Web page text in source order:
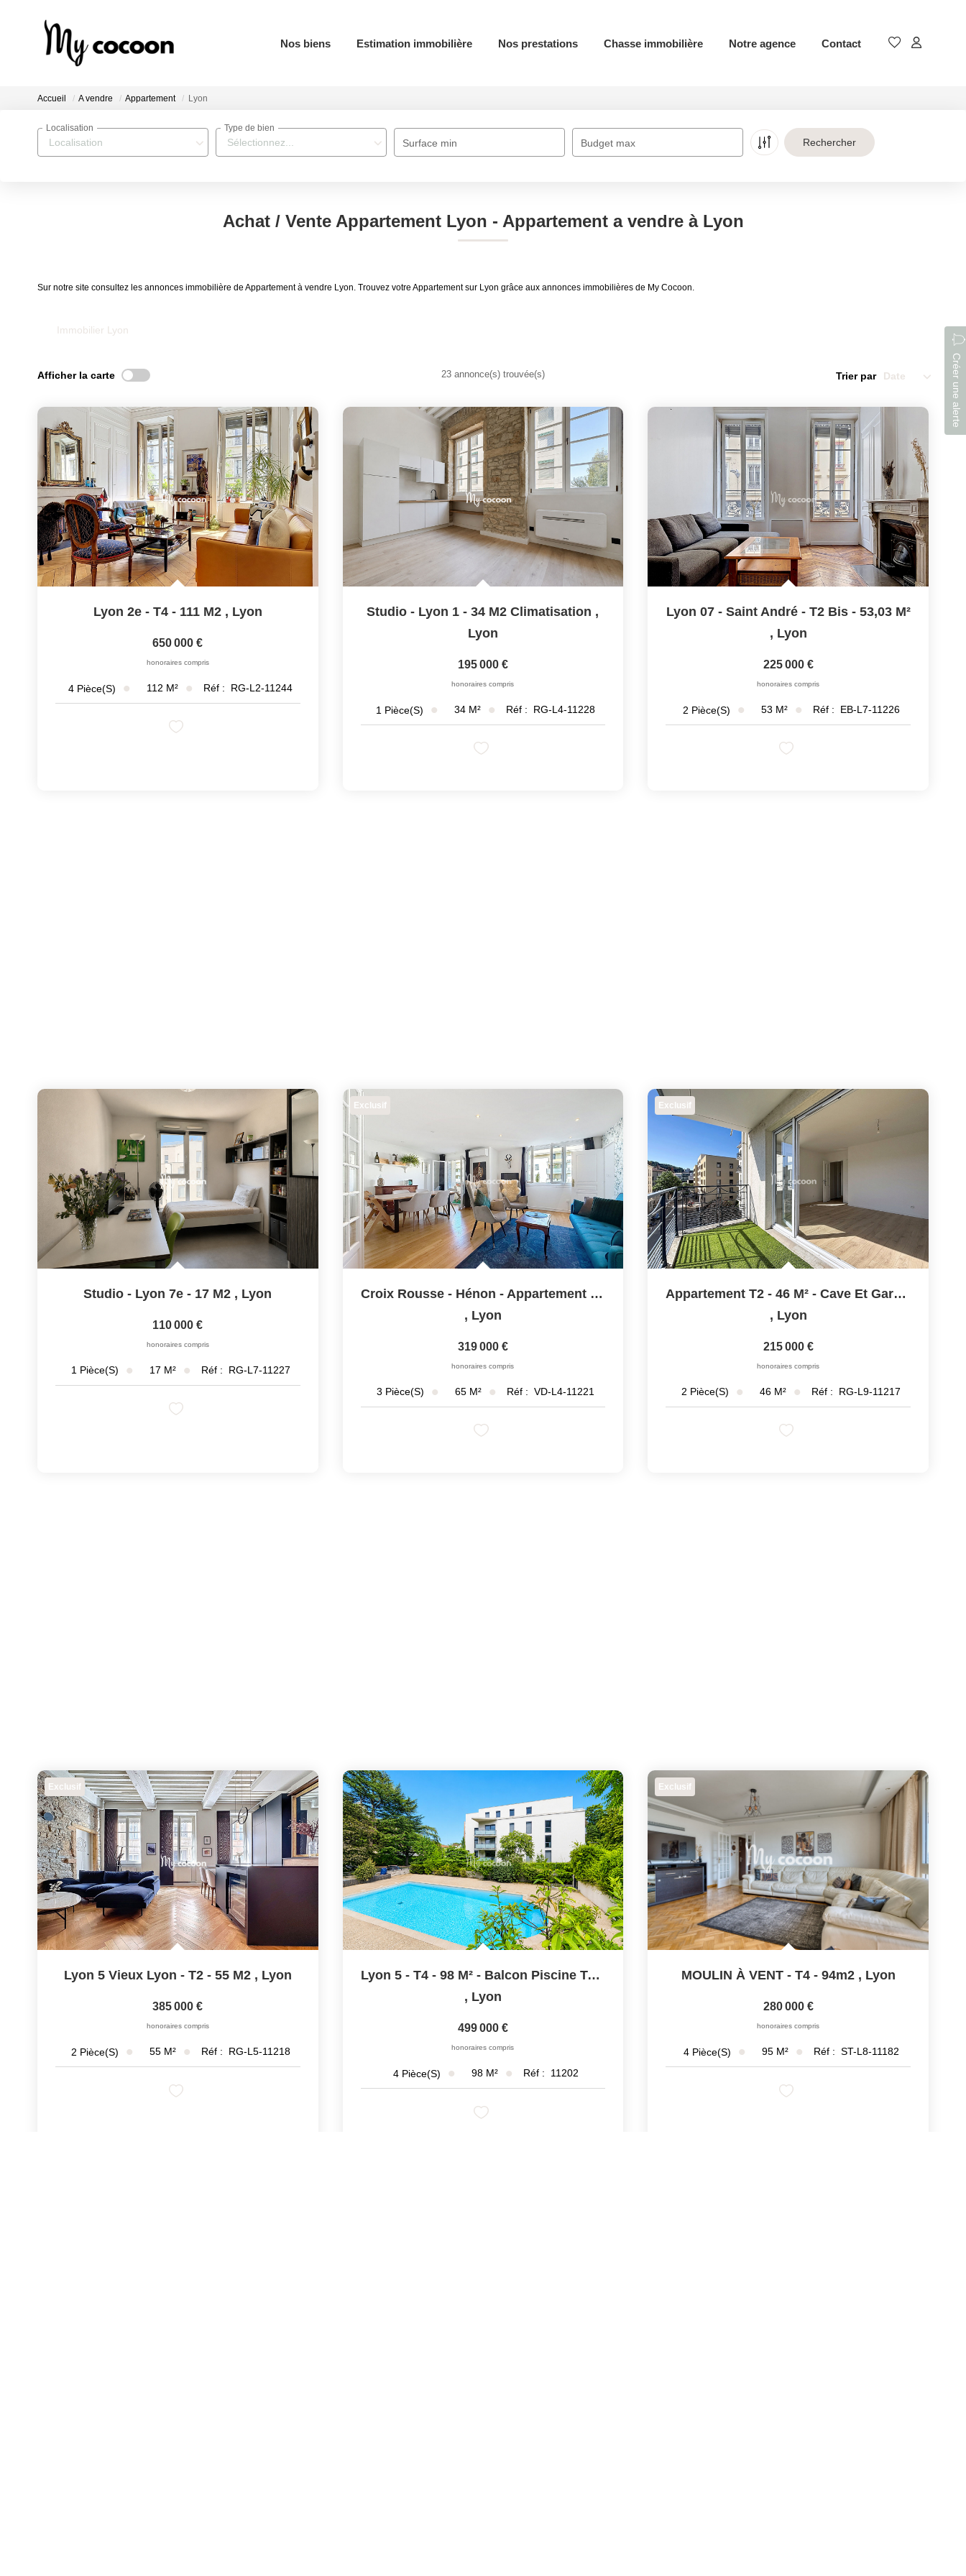
Nos biens Estimation immobilière Nos prestations Chasse immobilière Notre agence Contact
Accueil A vendre Appartement Lyon
Localisation
Localisation
Sélectionnez...
Type de bien
Surface min Budget max
Achat / Vente Appartement Lyon - Appartement a vendre à Lyon
Sur notre site consultez les annonces immobilière de Appartement à vendre Lyon. Trouvez votre Appartement sur Lyon grâce aux annonces immobilières de My Cocoon.
Immobilier Lyon
Créer une alerte
Afficher la carte 23 annonce(s) trouvée(s) Trier par
Lyon 2e - T4 - 111 M2 , Lyon
650 000 €
honoraires compris
4 Pièce(s) 112 M² Réf : RG-L2-11244
Studio - Lyon 1 - 34 M2 Climatisation ,
Lyon
195 000 €
honoraires compris
1 Pièce(s) 34 M² Réf : RG-L4-11228
Lyon 07 - Saint André - T2 Bis - 53,03 M²
, Lyon
225 000 €
honoraires compris
2 Pièce(s) 53 M² Réf : EB-L7-11226
Studio - Lyon 7e - 17 M2 , Lyon
110 000 €
honoraires compris
1 Pièce(s) 17 M² Réf : RG-L7-11227
Exclusif
Croix Rousse - Hénon - Appartement T3 - 65m²
, Lyon
319 000 €
honoraires compris
3 Pièce(s) 65 M² Réf : VD-L4-11221
Exclusif
Appartement T2 - 46 M² - Cave Et Garage
, Lyon
215 000 €
honoraires compris
2 Pièce(s) 46 M² Réf : RG-L9-11217
Exclusif
Lyon 5 Vieux Lyon - T2 - 55 M2 , Lyon
385 000 €
honoraires compris
2 Pièce(s) 55 M² Réf : RG-L5-11218
Lyon 5 - T4 - 98 M² - Balcon Piscine Tennis
, Lyon
499 000 €
honoraires compris
4 Pièce(s) 98 M² Réf : 11202
Exclusif
MOULIN À VENT - T4 - 94m2 , Lyon
280 000 €
honoraires compris
4 Pièce(s) 95 M² Réf : ST-L8-11182